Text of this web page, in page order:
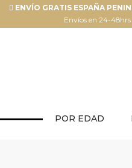
ENVÍO GRATIS ESPAÑA
Envíos en 24-48hrs
POR EDAD